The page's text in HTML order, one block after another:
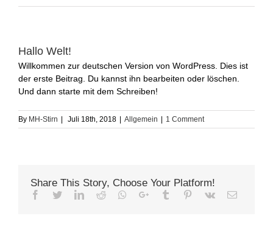
Hallo Welt!
Willkommen zur deutschen Version von WordPress. Dies ist
der erste Beitrag. Du kannst ihn bearbeiten oder löschen.
Und dann starte mit dem Schreiben!
By MH-Stirn | Juli 18th, 2018 | Allgemein | 1 Comment
Share This Story, Choose Your Platform!
Facebook
TwitterLinkedinReddit Whatsapp
Google+Tumblr Pinterest
Vk Email